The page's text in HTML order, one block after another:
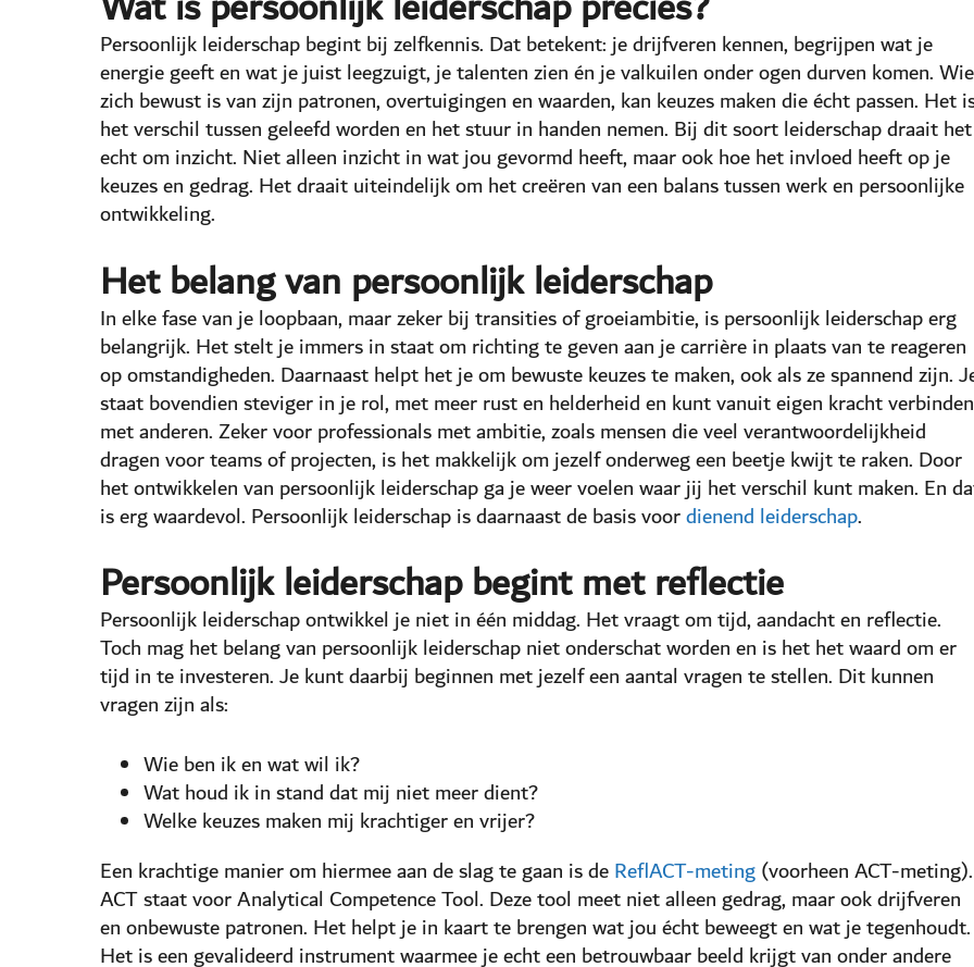
Persoonlijk leiderschap begint bij zelfkennis. Dat betekent: je drijfveren kennen, begrijpen wat je
energie geeft en wat je juist leegzuigt, je talenten zien én je valkuilen onder ogen durven komen. Wie
zich bewust is van zijn patronen, overtuigingen en waarden, kan keuzes maken die écht passen. Het
het verschil tussen geleefd worden en het stuur in handen nemen. Bij dit soort leiderschap draait het
echt om inzicht. Niet alleen inzicht in wat jou gevormd heeft, maar ook hoe het invloed heeft op je
keuzes en gedrag. Het draait uiteindelijk om het creëren van een balans tussen werk en persoonlijke
ontwikkeling.
Het belang van persoonlijk leiderschap
In elke fase van je loopbaan, maar zeker bij transities of groeiambitie, is persoonlijk leiderschap erg
belangrijk. Het stelt je immers in staat om richting te geven aan je carrière in plaats van te reageren
op omstandigheden. Daarnaast helpt het je om bewuste keuzes te maken, ook als ze spannend zijn.
staat bovendien steviger in je rol, met meer rust en helderheid en kunt vanuit eigen kracht verbinden
met anderen. Zeker voor professionals met ambitie, zoals mensen die veel verantwoordelijkheid
dragen voor teams of projecten, is het makkelijk om jezelf onderweg een beetje kwijt te raken. Door
het ontwikkelen van persoonlijk leiderschap ga je weer voelen waar jij het verschil kunt maken. En
is erg waardevol. Persoonlijk leiderschap is daarnaast de basis voordienend leiderschap.
Persoonlijk leiderschap begint met reflectie
Persoonlijk leiderschap ontwikkel je niet in één middag. Het vraagt om tijd, aandacht en reflectie.
Toch mag het belang van persoonlijk leiderschap niet onderschat worden en is het het waard om er
tijd in te investeren. Je kunt daarbij beginnen met jezelf een aantal vragen te stellen. Dit kunnen
vragen zijn als:
Wie ben ik en wat wil ik?
Wat houd ik in stand dat mij niet meer dient?
Welke keuzes maken mij krachtiger en vrijer?
Een krachtige manier om hiermee aan de slag te gaan is deReflACT-meting(voorheen ACT-meting).
ACT staat voor Analytical Competence Tool. Deze tool meet niet alleen gedrag, maar ook drijfveren
en onbewuste patronen. Het helpt je in kaart te brengen wat jou écht beweegt en wat je tegenhoudt.
Het is een gevalideerd instrument waarmee je echt een betrouwbaar beeld krijgt van onder andere